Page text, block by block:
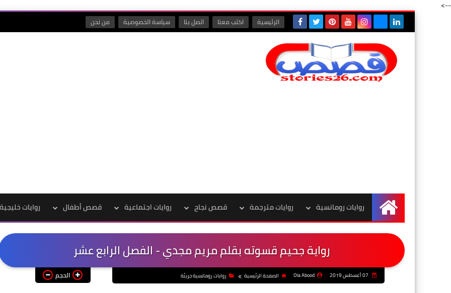
-->
الرئيسية اكتب معنا اتصل بنا سياسة الخصوصية من نحن
الرئيسية
روايات رومانسية روايات مترجمة قصص نجاح روايات اجتماعية قصص أطفال روايات خليجية
رواية جحيم قسوته بقلم مريم مجدي - الفصل الرابع عشر
Ola Abood الصفحة الرئيسية روايات رومانسية جريئة الحجم